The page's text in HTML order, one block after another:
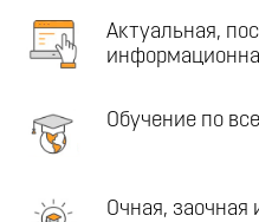
Актуальная,
Обучение по
Очная,